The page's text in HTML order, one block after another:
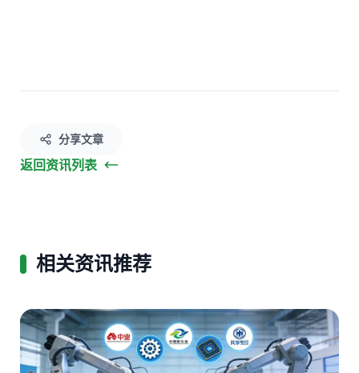
分享文章
返回资讯列表
相关资讯推荐